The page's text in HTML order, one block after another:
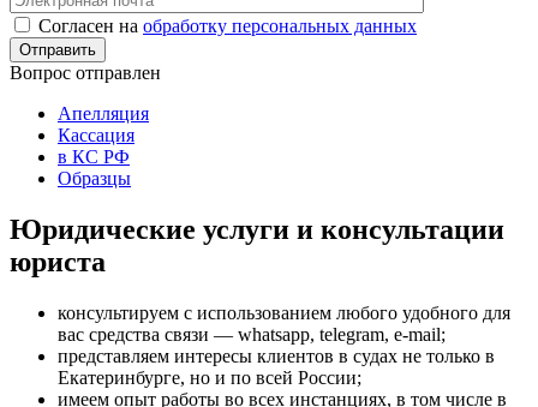
Согласен на обработку персональных данных
Вопрос отправлен
Апелляция
Кассация
в КС РФ
Образцы
Юридические услуги и консультации
юриста
консультируем с использованием любого удобного для
вас средства связи — whatsapp, telegram, e-mail;
представляем интересы клиентов в судах не только в
Екатеринбурге, но и по всей России;
имеем опыт работы во всех инстанциях, в том числе в